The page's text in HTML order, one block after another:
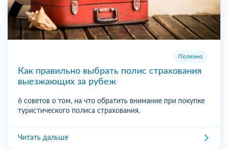
Полезно
Как правильно выбрать полис страхования
выезжающих за рубеж
6 советов о том, на что обратить внимание при покупке
туристического полиса страхования.
Читать дальше